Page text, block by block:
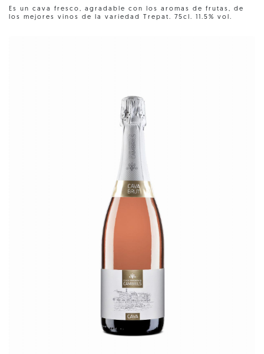
Es un cava fresco, agradable con los aromas de frutas, de
los mejores vinos de la variedad Trepat. 75cl. 11.5% vol.